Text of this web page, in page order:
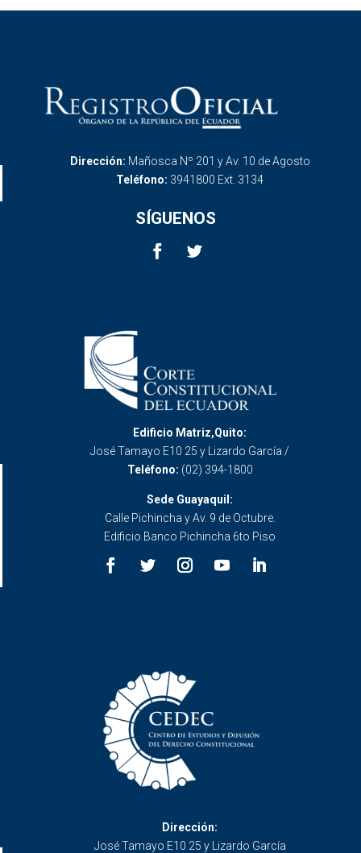
Dirección: Mañosca Nº 201 y Av. 10 de Agosto
Teléfono: 3941800 Ext. 3134
SÍGUENOS
Edificio Matriz,Quito:
José Tamayo E10 25 y Lizardo García /
Teléfono: (02) 394-1800
Sede Guayaquil:
Calle Pichincha y Av. 9 de Octubre.
Edificio Banco Pichincha 6to Piso
Dirección:
José Tamayo E10 25 y Lizardo García